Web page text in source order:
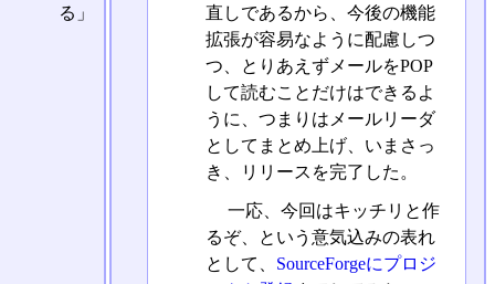
直しであるから、今後の機能
拡張が容易なように配慮しつ
つ、とりあえずメールをPOP
して読むことだけはできるよ
うに、つまりはメールリーダ
としてまとめ上げ、いまさっ
き、リリースを完了した。
一応、今回はキッチリと作
るぞ、という意気込みの表れ
として、 SourceForgeにプロジ
る」